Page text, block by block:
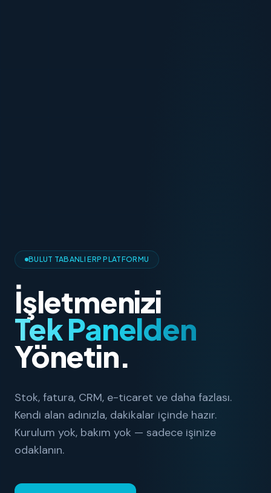
BULUT TABANLI ERP PLATFORMU
İşletmenizi
Tek Panelden
Yönetin.
Stok, fatura, CRM, e-ticaret ve daha fazlası.
Kendi alan adınızla, dakikalar içinde hazır.
Kurulum yok, bakım yok — sadece işinize
odaklanın.